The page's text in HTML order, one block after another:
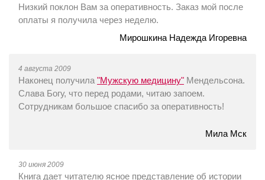
Низкий поклон Вам за оперативность. Заказ мой после
оплаты я получила через неделю.
Мирошкина Надежда Игоревна
4 августа 2009
Наконец получила "Мужскую медицину" Мендельсона.
Слава Богу, что перед родами, читаю запоем.
Сотрудникам большое спасибо за оперативность!
Мила Мск
30 июня 2009
Книга дает читателю ясное представление об истории